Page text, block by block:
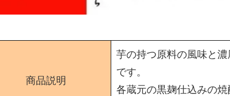
商品説明
芋の持つ原料の風味と
です。
各蔵元の黒麹仕込みの